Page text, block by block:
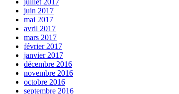
juillet 2017
juin 2017
mai 2017
avril 2017
mars 2017
février 2017
janvier 2017
décembre 2016
novembre 2016
octobre 2016
septembre 2016